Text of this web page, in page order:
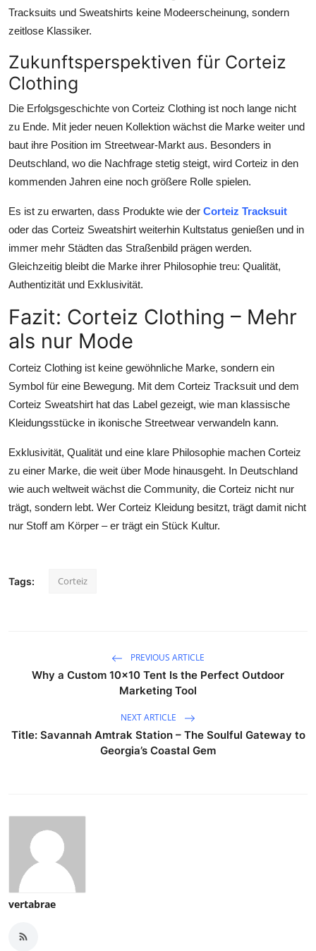
Tracksuits und Sweatshirts keine Modeerscheinung, sondern
zeitlose Klassiker.
Zukunftsperspektiven für Corteiz
Clothing
Die Erfolgsgeschichte von Corteiz Clothing ist noch lange nicht
zu Ende. Mit jeder neuen Kollektion wächst die Marke weiter und
baut ihre Position im Streetwear-Markt aus. Besonders in
Deutschland, wo die Nachfrage stetig steigt, wird Corteiz in den
kommenden Jahren eine noch größere Rolle spielen.
Es ist zu erwarten, dass Produkte wie der Corteiz Tracksuit
oder das Corteiz Sweatshirt weiterhin Kultstatus genießen und in
immer mehr Städten das Straßenbild prägen werden.
Gleichzeitig bleibt die Marke ihrer Philosophie treu: Qualität,
Authentizität und Exklusivität.
Fazit: Corteiz Clothing – Mehr
als nur Mode
Corteiz Clothing ist keine gewöhnliche Marke, sondern ein
Symbol für eine Bewegung. Mit dem Corteiz Tracksuit und dem
Corteiz Sweatshirt hat das Label gezeigt, wie man klassische
Kleidungsstücke in ikonische Streetwear verwandeln kann.
Exklusivität, Qualität und eine klare Philosophie machen Corteiz
zu einer Marke, die weit über Mode hinausgeht. In Deutschland
wie auch weltweit wächst die Community, die Corteiz nicht nur
trägt, sondern lebt. Wer Corteiz Kleidung besitzt, trägt damit nicht
nur Stoff am Körper – er trägt ein Stück Kultur.
Tags: Corteiz
PREVIOUS ARTICLE
Why a Custom 10x10 Tent Is the Perfect Outdoor
Marketing Tool
NEXT ARTICLE
Title: Savannah Amtrak Station – The Soulful Gateway to
Georgia’s Coastal Gem
vertabrae